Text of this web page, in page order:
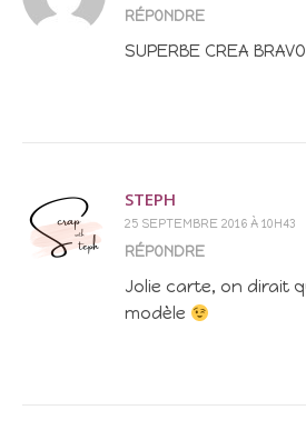
RÉPONDRE
SUPERBE CREA BRAVO
STEPH
25 SEPTEMBRE 2016 À 10H43
RÉPONDRE
Jolie carte, on dirait
modèle